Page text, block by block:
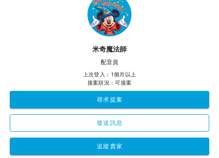
米奇魔法師
配音員
上次登入：1個月以上
接案狀況：可接案
尋求提案
發送訊息
追蹤賣家